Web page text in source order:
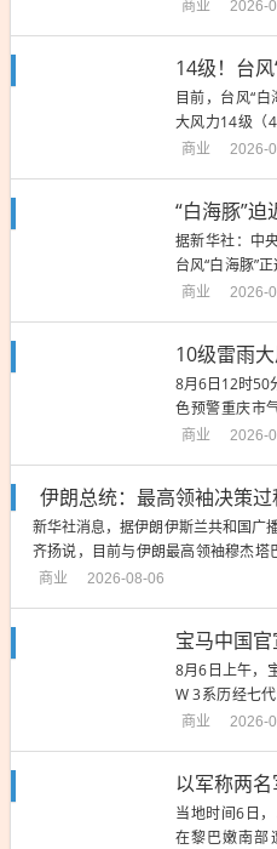
外活动。未来
云，山区有分
商业 2026-
目前，台风“
大风力14级（
流形势复杂，
也不排除在浙
预计今...
商业 2026-
据新华社：中
台风“白海豚”
日晚上到10日
豚”将如何影
明显...
商业 2026-
8月6日12时50
色预警重庆市
梁、大足、
江津等13个地
地伴有60...
商业 2026-
伊朗总统：最高领袖决策
新华社消息，据伊朗伊斯兰共和国广
齐扬说，目前与伊朗最高领袖穆杰塔
巴的正常决策过程在伊朗内部制造分
商业 2026-08-06
8月6日上午，
W 3系历经七
市场累计销量
享增购、换购
销...
商业 2026-
以军称两
当地时间6日
在黎巴嫩南部